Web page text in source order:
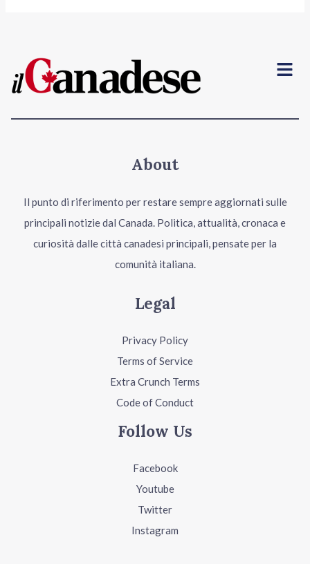
Menu
About
Il punto di riferimento per restare sempre aggiornati sulle
principali notizie dal Canada. Politica, attualità, cronaca e
curiosità dalle città canadesi principali, pensate per la
comunità italiana.
Legal
Privacy Policy
Terms of Service
Extra Crunch Terms
Code of Conduct
Follow Us
Facebook
Youtube
Twitter
Instagram